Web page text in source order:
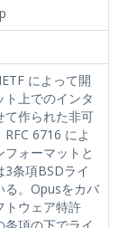
によって開
上でのインタ
て作られた非可
6716 によ
ォーマットと
3条項BSDライ
る。Opusをカバ
トウェア特許